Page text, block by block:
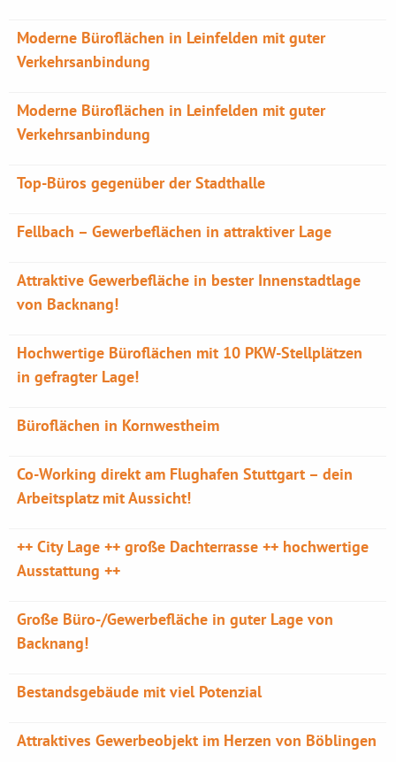
Moderne Büroflächen in Leinfelden mit guter
Verkehrsanbindung
Moderne Büroflächen in Leinfelden mit guter
Verkehrsanbindung
Top-Büros gegenüber der Stadthalle
Fellbach – Gewerbeflächen in attraktiver Lage
Attraktive Gewerbefläche in bester Innenstadtlage
von Backnang!
Hochwertige Büroflächen mit 10 PKW-Stellplätzen
in gefragter Lage!
Büroflächen in Kornwestheim
Co-Working direkt am Flughafen Stuttgart – dein
Arbeitsplatz mit Aussicht!
++ City Lage ++ große Dachterrasse ++ hochwertige
Ausstattung ++
Große Büro-/Gewerbefläche in guter Lage von
Backnang!
Bestandsgebäude mit viel Potenzial
Attraktives Gewerbeobjekt im Herzen von Böblingen